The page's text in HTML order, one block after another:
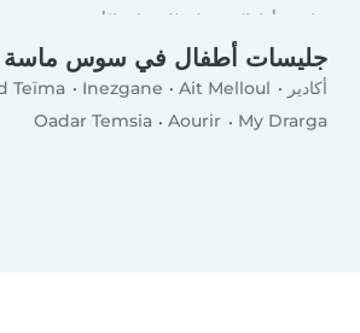
جليسة أطفال في لعطلة نهاية الأسبوع
جليسات أطفال في سوس ماسة
أكادير Ait Melloul
Inezgane
Teïma
My Drarga
Aourir
Oadar Temsia